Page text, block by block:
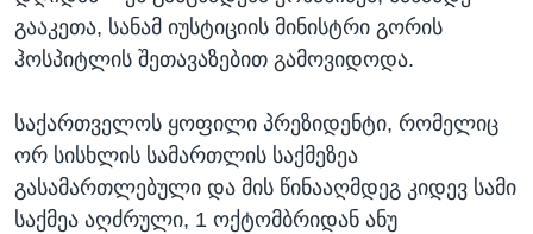
გააკეთა, სანამ იუსტიციის მინისტრი გორის
ჰოსპიტლის შეთავაზებით გამოვიდოდა.
საქართველოს ყოფილი პრეზიდენტი, რომელიც
ორ სისხლის სამართლის საქმეზეა
გასამართლებული და მის წინააღმდეგ კიდევ სამი
საქმეა აღძრული, 1 ოქტომბრიდან ანუ